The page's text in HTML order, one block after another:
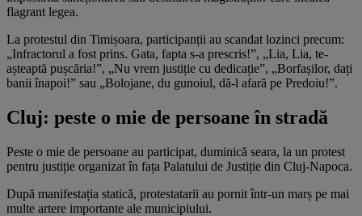
flagrant legea.
La protestul din Timișoara, participanții au scandat lozinci precum:
„Infractorul a fost prins. Gata, fapta s-a prescris!”, „Lia, Lia, te-
așteaptă pușcăria!”, „Nu vrem justiție cu dedicație”, „Borfașilor, dați
banii înapoi!” sau „Bolojane, du gunoiul, dă-l afară pe Predoiu!”.
Cluj: peste o mie de persoane în stradă
Peste o mie de persoane au participat, duminică seara, la un protest
pentru justiție organizat în fața Palatului de Justiție din Cluj-Napoca.
După manifestația statică, protestatarii au pornit într-un marș pe mai
multe artere importante ale municipiului.